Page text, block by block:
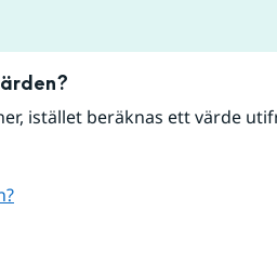
istället beräknas ett värde